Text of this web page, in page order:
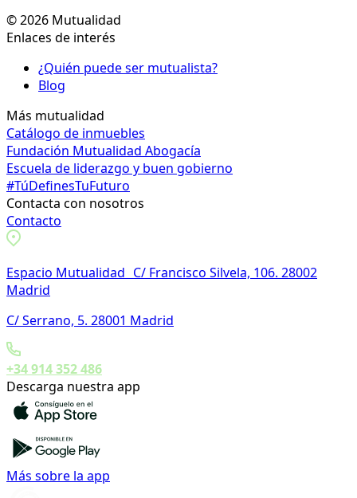
© 2026 Mutualidad
Enlaces de interés
¿Quién puede ser mutualista?
Blog
Más mutualidad
Catálogo de inmuebles
Fundación Mutualidad Abogacía
Escuela de liderazgo y buen gobierno
#TúDefinesTuFuturo
Contacta con nosotros
Contacto
Espacio Mutualidad C/ Francisco Silvela, 106. 28002
Madrid
C/ Serrano, 5. 28001 Madrid
+34 914 352 486
Descarga nuestra app
Más sobre la app